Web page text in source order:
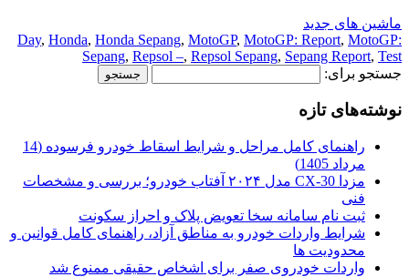
ماشین های جدید
Day, Honda, Honda Sepang, MotoGP, MotoGP: Report, MotoGP:
Sepang, Repsol –, Repsol Sepang, Sepang Report, Test
جستجو برای:
نوشته‌های تازه
راهنمای کامل مراحل و شرایط اسقاط خودرو فرسوده (14
مرداد 1405)
مزدا CX-30 مدل ۲۰۲۴ آفتاب خودرو؛ بررسی و مشخصات
فنی
ثبت نام سامانه سخا تعویض پلاک و احراز سکونت
شرایط واردات خودرو به مناطق آزاد، راهنمای کامل قوانین و
محدودیت ها
واردات خودروی صفر برای اشخاص حقیقی ممنوع شد